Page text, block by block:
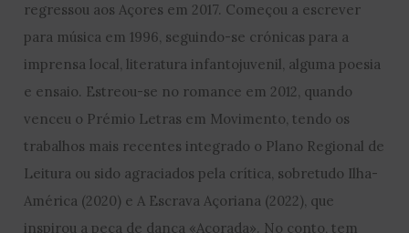
regressou aos Açores em 2017. Começou a escrever
para música em 1996, seguindo-se crónicas para a
imprensa local, literatura infantojuvenil, alguma poesia
e ensaio. Estreou-se no romance em 2012, quando
venceu o Prémio Letras em Movimento, tendo os
trabalhos mais recentes integrado o Plano Regional de
Leitura ou sido agraciados pela crítica, sobretudo Ilha-
América (2020) e A Escrava Açoriana (2022), que
inspirou a peça de dança «Açorada». No conto, tem